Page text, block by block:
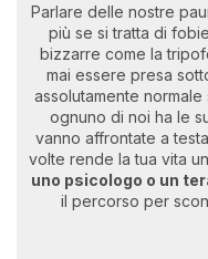
Parlare delle nostre
più se si tratta di
bizzarre come la
mai essere presa
assolutamente
ognuno di noi ha le
vanno affrontate a
volte rende la tua vita
uno psicologo o un
il percorso per